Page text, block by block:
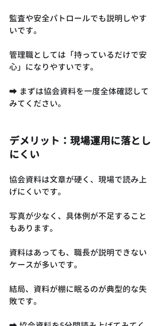
監査や安全パトロールでも説明しやす
いです。
管理職としては「持っているだけで安
心」になりやすいです。
➡ まずは協会資料を一度全体確認して
みてください。
デメリット：現場運用に落とし
にくい
協会資料は文章が硬く、現場で読み上
げにくいです。
写真が少なく、具体例が不足すること
もあります。
資料はあっても、職長が説明できない
ケースが多いです。
結局、資料が棚に眠るのが典型的な失
敗です。